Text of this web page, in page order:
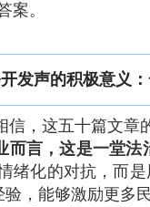
案。
发声的积极意义
信，这五十篇文章
而言，这是一堂法
绪化的对抗，而
，能够激励更多